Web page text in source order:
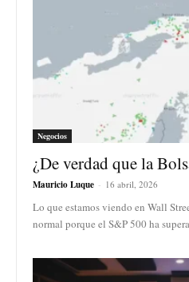
Negocios
¿De verdad que la
Mauricio Luque - 16 abril, 2026
Lo que estamos viendo en Wall
normal porque el S&P 500 ha